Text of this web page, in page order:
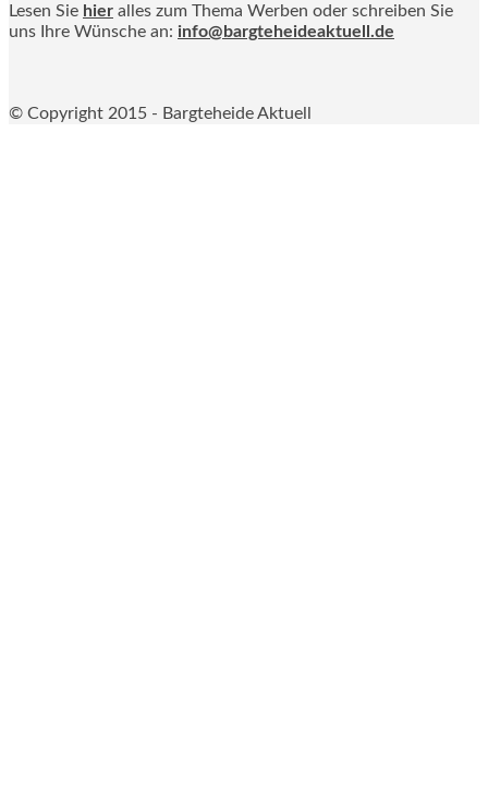
Lesen Sie hier alles zum Thema Werben oder schreiben Sie
uns Ihre Wünsche an: info@bargteheideaktuell.de
© Copyright 2015 - Bargteheide Aktuell